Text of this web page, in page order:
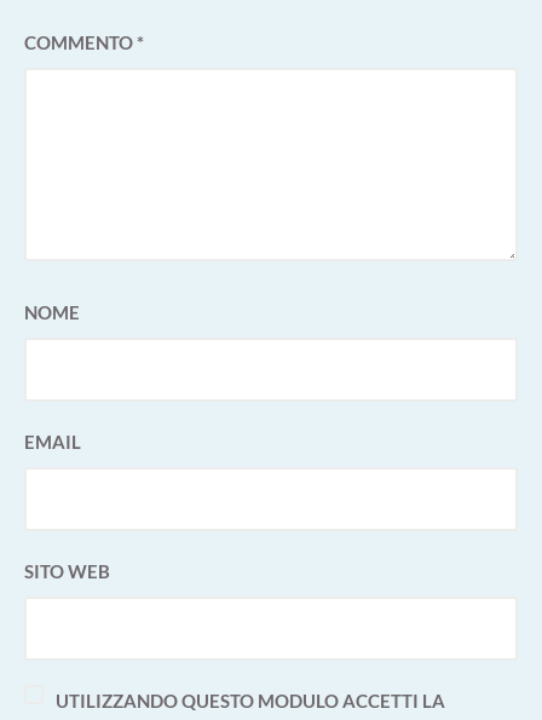
COMMENTO*
NOME
EMAIL
SITO WEB
UTILIZZANDO QUESTO MODULO ACCETTI LA